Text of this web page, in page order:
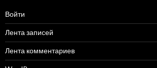
Войти
Лента записей
Лента комментариев